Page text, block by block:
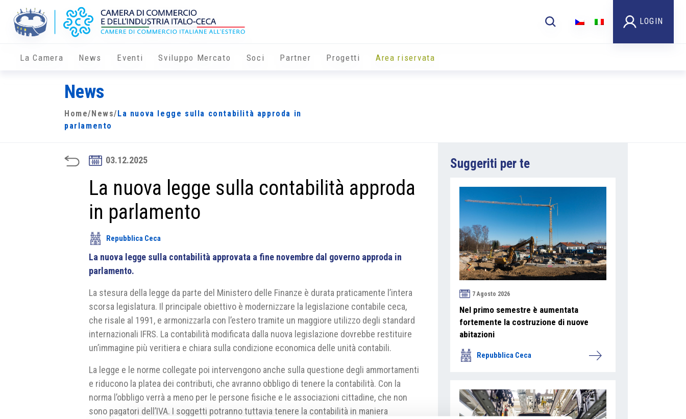
LOGIN
La Camera News Eventi Sviluppo Mercato Soci Partner Progetti Area riservata
News
Home/ News/ La nuova legge sulla contabilità approda in
parlamento
03.12.2025
La nuova legge sulla contabilità approda
in parlamento
Repubblica Ceca
La nuova legge sulla contabilità approvata a fine novembre dal governo approda in
parlamento.
La stesura della legge da parte del Ministero delle Finanze è durata praticamente l’intera
scorsa legislatura. Il principale obiettivo è modernizzare la legislazione contabile ceca,
che risale al 1991, e armonizzarla con l’estero tramite un maggiore utilizzo degli standard
internazionali IFRS. La contabilità modificata dalla nuova legislazione dovrebbe restituire
un’immagine più veritiera e chiara sulla condizione economica delle unità contabili.
La legge e le norme collegate poi intervengono anche sulla questione degli ammortamenti
e riducono la platea dei contributi, che avranno obbligo di tenere la contabilità. Con la
norma l’obbligo verrà a meno per le persone fisiche e le associazioni cittadine, che non
sono pagatori dell’IVA. I soggetti potranno tuttavia tenere la contabilità in maniera
Suggeriti per te
7 Agosto 2026
Nel primo semestre è aumentata
fortemente la costruzione di nuove
abitazioni
Repubblica Ceca